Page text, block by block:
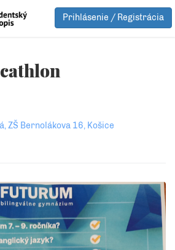
Prihlásenie / Registrácia
ZŠ Bernolákova 16, Košice